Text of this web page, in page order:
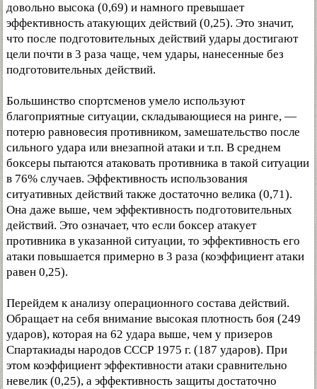
довольно высока (0,69) и намного превышает
эффективность атакующих действий (0,25). Это значит,
что после подготовительных действий удары достигают
цели почти в 3 раза чаще, чем удары, нанесенные без
подготовительных действий.
Большинство спортсменов умело используют
благоприятные ситуации, складывающиеся на ринге, —
потерю равновесия противником, замешательство после
сильного удара или внезапной атаки и т.п. В среднем
боксеры пытаются атаковать противника в такой ситуации
в 76% случаев. Эффективность использования
ситуативных действий также достаточно велика (0,71).
Она даже выше, чем эффективность подготовительных
действий. Это означает, что если боксер атакует
противника в указанной ситуации, то эффективность его
атаки повышается примерно в 3 раза (коэффициент атаки
равен 0,25).
Перейдем к анализу операционного состава действий.
Обращает на себя внимание высокая плотность боя (249
ударов), которая на 62 удара выше, чем у призеров
Спартакиады народов СССР 1975 г. (187 ударов). При
этом коэффициент эффективности атаки сравнительно
невелик (0,25), а эффективность защиты достаточно